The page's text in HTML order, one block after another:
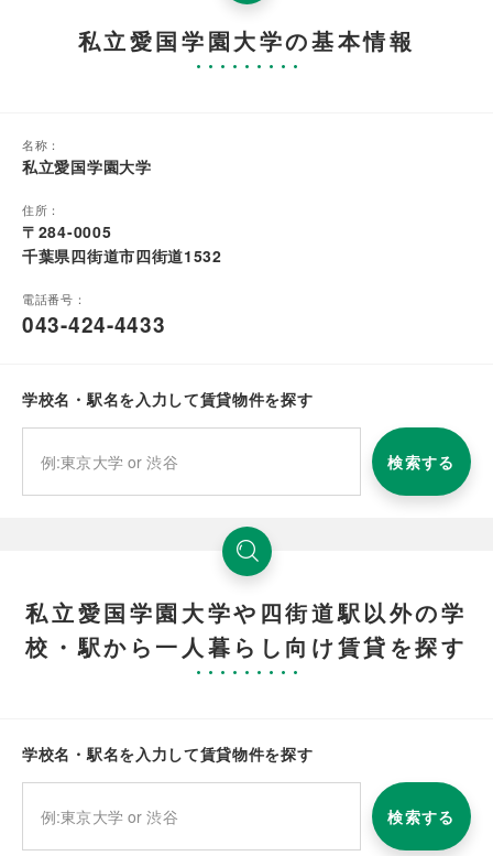
私立愛国学園大学の基本情報
名称：
私立愛国学園大学
住所：
〒284-0005
千葉県四街道市四街道1532
電話番号：
043-424-4433
学校名・駅名を入力して賃貸物件を探す
検索する
私立愛国学園大学や四街道駅以外の学
校・駅から一人暮らし向け賃貸を探す
学校名・駅名を入力して賃貸物件を探す
検索する